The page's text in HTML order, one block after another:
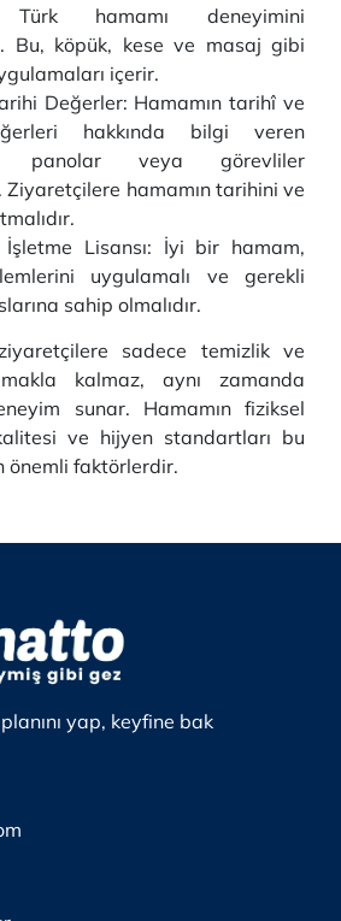
Türk hamamı deneyimini
Bu, köpük, kese ve masaj gibi
içerir.
Değerler: Hamamın tarihî ve
hakkında bilgi veren
panolar veya görevliler
Ziyaretçilere hamamın tarihini ve
Lisansı: İyi bir hamam,
uygulamalı ve gerekli
sahip olmalıdır.
sadece temizlik ve
kalmaz, aynı zamanda
sunar. Hamamın fiziksel
ve hijyen standartları bu
önemli faktörlerdir.
yap, keyfine bak